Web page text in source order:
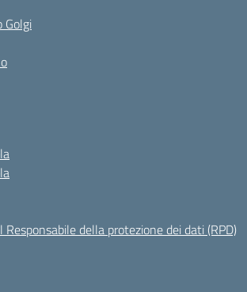
Golgi
della protezione dei dati (RPD)